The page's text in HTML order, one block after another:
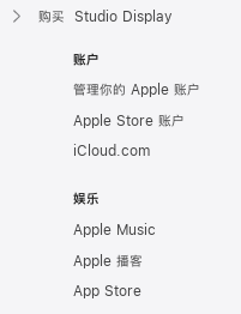
购买 Studio Display
账户
管理你的 Apple 账户
Apple Store 账户
iCloud.com
娱乐
Apple Music
Apple 播客
App Store